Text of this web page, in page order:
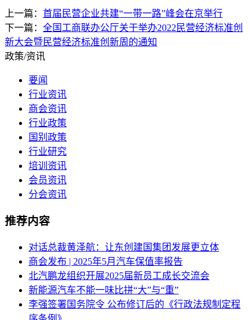
上一篇： 首届民营企业共建“一带一路”峰会在京举行
下一篇： 全国工商联办公厅关于举办2022民营经济标准创
新大会暨民营经济标准创新周的通知
政策/资讯
要闻
行业资讯
商会资讯
行业政策
国别政策
行业研究
培训资讯
会员资讯
分会资讯
推荐内容
对话总裁黄泽航：让东创建国集团发展更立体
商会发布 | 2025年5月汽车保值率报告
北汽鹏龙组织开展2025届新员工成长交流会
新能源汽车不能一味比拼“大”与“重”
李强签署国务院令 公布修订后的《行政法规制定程